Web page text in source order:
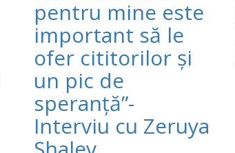
pentru mine este
important să le
ofer cititorilor și
un pic de
speranță”-
Interviu cu Zeruya